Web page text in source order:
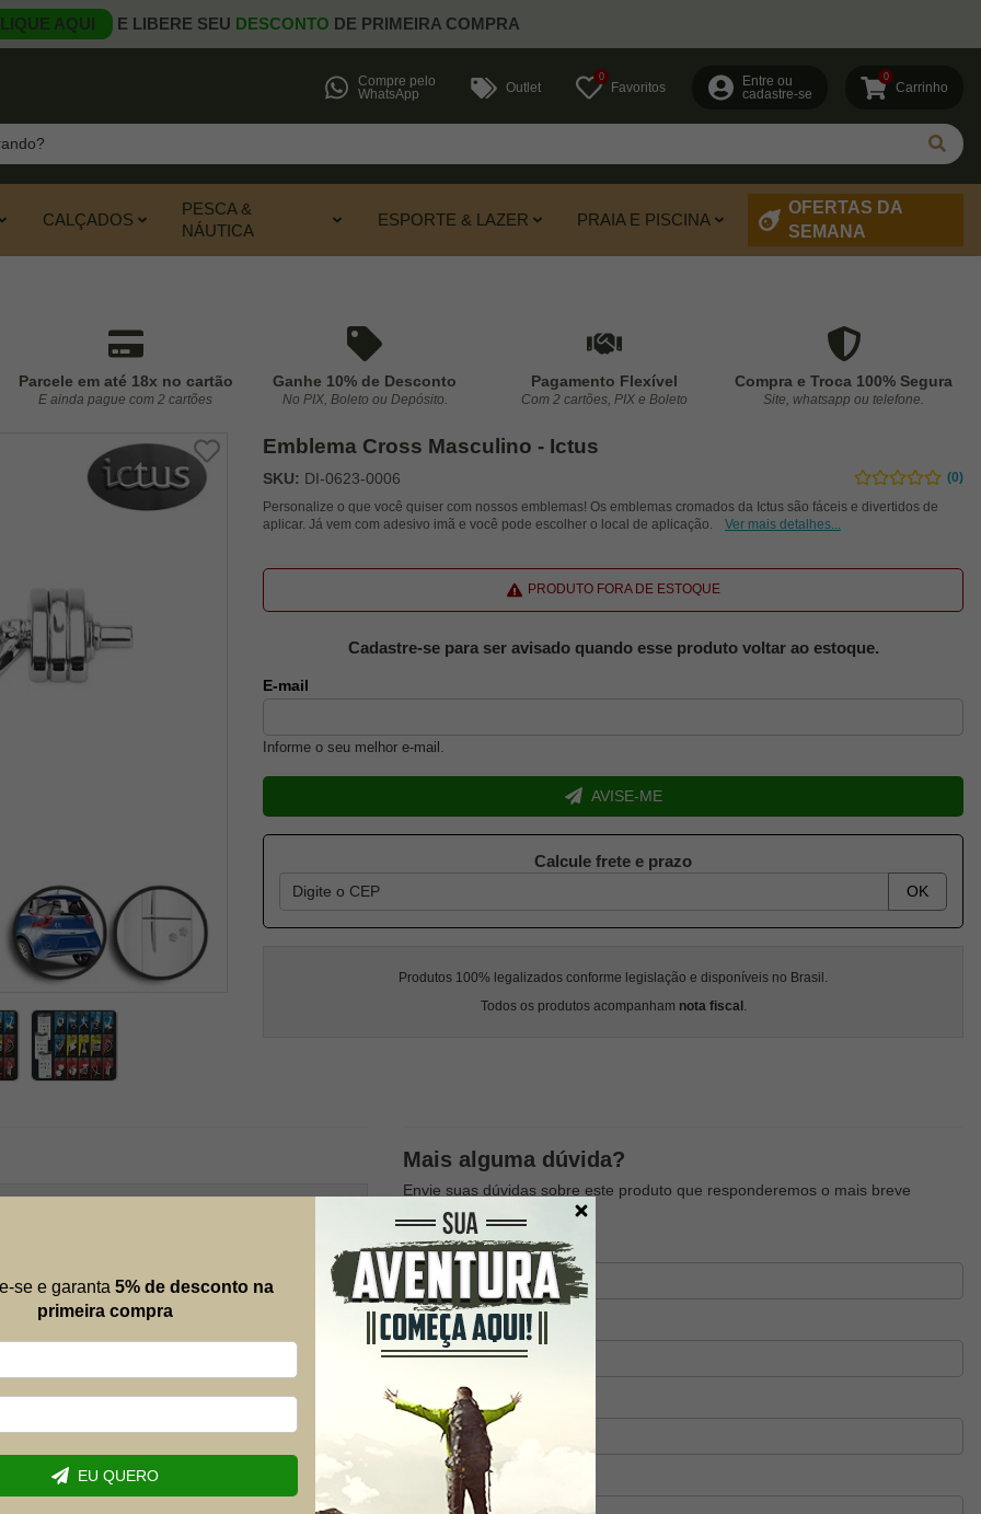
AQUI E LIBERE SEU DESCONTO DE PRIMEIRA COMPRA
Compre pelo
WhatsApp
Outlet
0
Favoritos
Entre ou
cadastre-se
0
Carrinho
CALÇADOS
PESCA &
NÁUTICA
ESPORTE & LAZER PRAIA E PISCINA
OFERTAS DA
SEMANA
Parcele em até 18x no cartão
E ainda pague com 2 cartões
Ganhe 10% de Desconto
No PIX, Boleto ou Depósito.
Pagamento Flexível
Com 2 cartões, PIX e Boleto
Compra e Troca 100% Segura
Site, whatsapp ou telefone.
Emblema Cross Masculino - Ictus
SKU: DI-0623-0006
(0)
Personalize o que você quiser com nossos emblemas! Os emblemas cromados da Ictus são fáceis e divertidos de
aplicar. Já vem com adesivo imã e você pode escolher o local de aplicação.
Ver mais detalhes...
PRODUTO FORA DE ESTOQUE
Cadastre-se para ser avisado quando esse produto voltar ao estoque.
E-mail
Informe o seu melhor e-mail.
AVISE-ME
Calcule frete e prazo
OK
Produtos 100% legalizados conforme legislação e disponíveis no Brasil.
Todos os produtos acompanham nota fiscal .
Mais alguma dúvida?
Envie suas dúvidas sobre este produto que responderemos o mais breve
possível.
Nome
E-mail
Telefone
Dúvida
se e garanta 5% de desconto na
primeira compra
EU QUERO